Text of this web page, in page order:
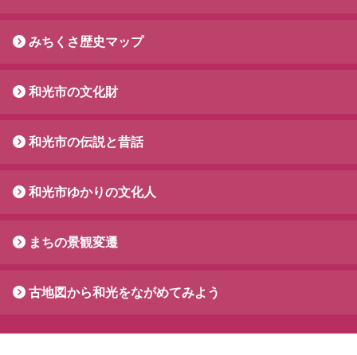
みちくさ歴史マップ
和光市の文化財
和光市の伝説と昔話
和光市ゆかりの文化人
まちの景観変遷
古地図から和光をながめてみよう